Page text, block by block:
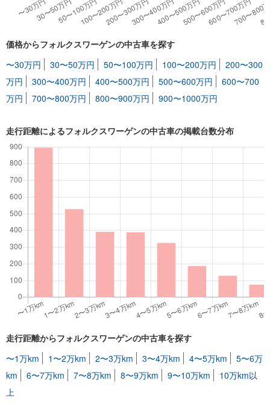
価格からフォルクスワーゲンの中古車を探す
〜30万円
30〜50万円 50〜100万円 100〜200万円
200〜300
万円
300〜400万円 400〜500万円 500〜600万円
600〜700
万円
700〜800万円 800〜900万円 900〜1000万円
走行距離によるフォルクスワーゲンの中古車の掲載台数分布
走行距離からフォルクスワーゲンの中古車を探す
〜1万km
1〜2万km 2〜3万km 3〜4万km 4〜5万km
5〜6万
km
6〜7万km 7〜8万km 8〜9万km 9〜10万km
10万km以
上